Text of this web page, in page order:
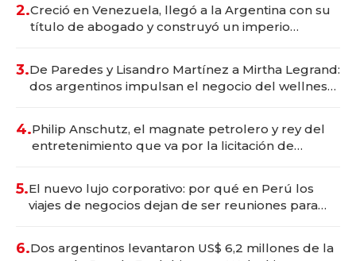
2.Creció en Venezuela, llegó a la Argentina con su
título de abogado y construyó un imperio
3.De Paredes y Lisandro Martínez a Mirtha Legrand:
dos argentinos impulsan el negocio del wellness
4.Philip Anschutz, el magnate petrolero y rey del
entretenimiento que va por la licitación de
5.El nuevo lujo corporativo: por qué en Perú los
viajes de negocios dejan de ser reuniones para
6.Dos argentinos levantaron US$ 6,2 millones de la